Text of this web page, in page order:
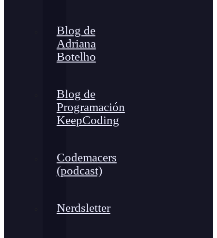
Blog de
Adriana
Botelho
Blog de
Programación
KeepCoding
Codemacers
(podcast)
Nerdsletter